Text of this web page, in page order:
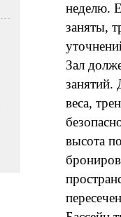
неделю.
заняты,
Зал
занятий.
веса,
высота